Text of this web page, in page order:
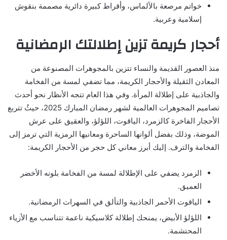
خواتم مرصعة بالألماس، وأقراط كبيرة دائرية مصممة بنقوش
إسلامية وعربية.
أحجار كريمة تزين إطلالتك الرمضانية
منذ العصور القديمة والنساء تتزين بالمجوهرات المصنوعة من
المعادن الثقيلة والأحجار الكريمة، مما تضفي لمسة من الفخامة
والجاذبية على إطلالة المرأة. وفي هذا العام تتجه الأنظار نحو أحدث
تصاميم المجوهرات العالمية لشهر رمضان المبارك 2025، حيثُ تتربع
الأحجار الفاخرة كالزمرد، الياقوت، اللؤلؤ، والعقيق على عرش
الموضة، وذلك بفضل ألوانها الساحرة ومعانيها الرمزية التي ترمز إلى
الفخامة والترف. إليك أبرز معاني كل حجر من الأحجار الكريمة:
الزمرد يضفي على الإطلالة لمسة من الفخامة بلونه الأخضر
العميق.
الياقوت الأحمر الجاذبية والتألق في السهرات الرمضانية.
اللؤلؤ الأبيض، يمنحك إطلالة كلاسيكية ناعمة تتناسب مع الأزياء
المحتشمة.